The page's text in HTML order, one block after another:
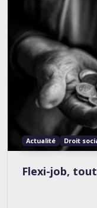
Actualité Droit
Flexi-job,